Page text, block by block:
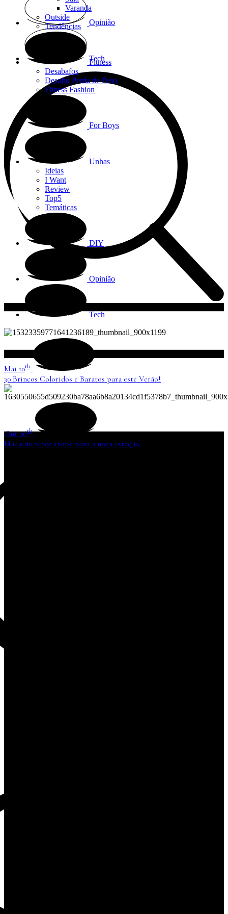
Opinião
Tech
Varanda
Outside
Tendências
Fitness
Desabafos
Desafio Perda de Peso
Fitness Fashion
For Boys
Unhas
Ideias
I Want
Review
Top5
Temáticas
DIY
Opinião
Tech
Mai 10th
30 Brincos Coloridos e Baratos para este Verão!
Out 06th
Macacão verde tropa para a nova estação